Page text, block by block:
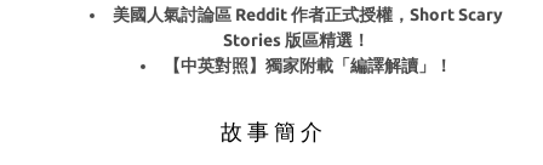
美國人氣討論區 Reddit 作者正式授權，Short Scary
Stories 版區精選！
【中英對照】獨家附載「編譯解讀」！
故 事 簡 介